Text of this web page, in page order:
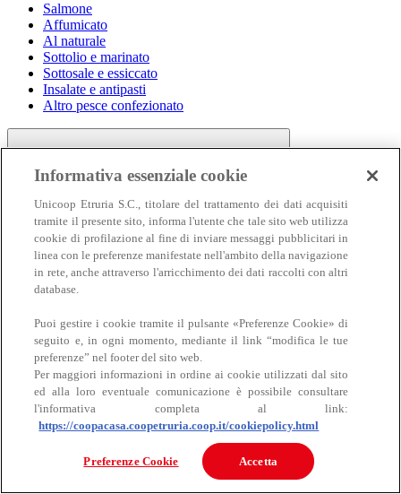
Salmone
Affumicato
Al naturale
Sottolio e marinato
Sottosale e essiccato
Insalate e antipasti
Altro pesce confezionato
Carne
Carne
Bovino
Informativa essenziale cookie
Unicoop Etruria S.C., titolare del trattamento dei dati acquisiti
tramite il presente sito, informa l'utente che tale sito web utilizza
cookie di profilazione al fine di inviare messaggi pubblicitari in
linea con le preferenze manifestate nell'ambito della navigazione
in rete, anche attraverso l'arricchimento dei dati raccolti con altri
database.
Puoi gestire i cookie tramite il pulsante «Preferenze Cookie» di
seguito e, in ogni momento, mediante il link “modifica le tue
preferenze” nel footer del sito web.
Per maggiori informazioni in ordine ai cookie utilizzati dal sito
ed alla loro eventuale comunicazione è possibile consultare
l'informativa completa al link:
https://coopacasa.coopetruria.coop.it/cookiepolicy.html
Preferenze Cookie Accetta